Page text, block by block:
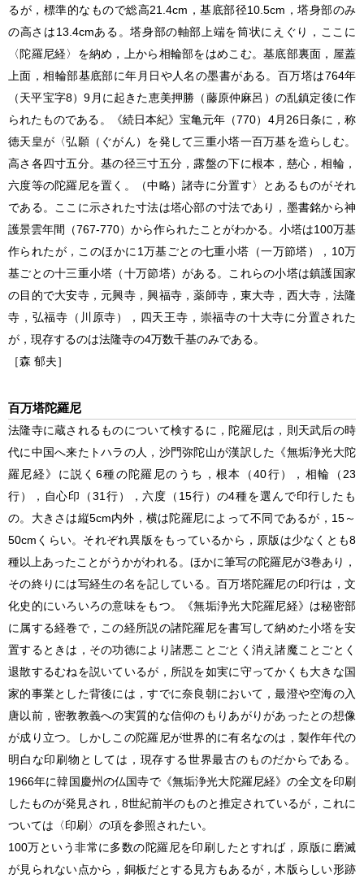
るが，標準的なもので総高21.4cm，基底部径10.5cm，塔身部のみ
の高さは13.4cmある。塔身部の軸部上端を筒状にえぐり，ここに
〈陀羅尼経〉を納め，上から相輪部をはめこむ。基底部裏面，屋蓋
上面，相輪部基底部に年月日や人名の墨書がある。百万塔は764年
（天平宝字8）9月に起きた恵美押勝（藤原仲麻呂）の乱鎮定後に作
られたものである。《続日本紀》宝亀元年（770）4月26日条に，称
徳天皇が〈弘願（ぐがん）を発して三重小塔一百万基を造らしむ。
高さ各四寸五分。基の径三寸五分，露盤の下に根本，慈心，相輪，
六度等の陀羅尼を置く。（中略）諸寺に分置す〉とあるものがそれ
である。ここに示された寸法は塔心部の寸法であり，墨書銘から神
護景雲年間（767-770）から作られたことがわかる。小塔は100万基
作られたが，このほかに1万基ごとの七重小塔（一万節塔），10万
基ごとの十三重小塔（十万節塔）がある。これらの小塔は鎮護国家
の目的で大安寺，元興寺，興福寺，薬師寺，東大寺，西大寺，法隆
寺，弘福寺（川原寺），四天王寺，崇福寺の十大寺に分置された
が，現存するのは法隆寺の4万数千基のみである。
［森 郁夫］
百万塔陀羅尼
法隆寺に蔵されるものについて検するに，陀羅尼は，則天武后の時
代に中国へ来たトハラの人，沙門弥陀山が漢訳した《無垢浄光大陀
羅尼経》に説く6種の陀羅尼のうち，根本（40行），相輪（23
行），自心印（31行），六度（15行）の4種を選んで印行したも
の。大きさは縦5cm内外，横は陀羅尼によって不同であるが，15～
50cmくらい。それぞれ異版をもっているから，原版は少なくとも8
種以上あったことがうかがわれる。ほかに筆写の陀羅尼が3巻あり，
その終りには写経生の名を記している。百万塔陀羅尼の印行は，文
化史的にいろいろの意味をもつ。《無垢浄光大陀羅尼経》は秘密部
に属する経巻で，この経所説の諸陀羅尼を書写して納めた小塔を安
置するときは，その功徳により諸悪ことごとく消え諸魔ことごとく
退散するむねを説いているが，所説を如実に守ってかくも大きな国
家的事業とした背後には，すでに奈良朝において，最澄や空海の入
唐以前，密教教義への実質的な信仰のもりあがりがあったとの想像
が成り立つ。しかしこの陀羅尼が世界的に有名なのは，製作年代の
明白な印刷物としては，現存する世界最古のものだからである。
1966年に韓国慶州の仏国寺で《無垢浄光大陀羅尼経》の全文を印刷
したものが発見され，8世紀前半のものと推定されているが，これに
ついては〈印刷〉の項を参照されたい。
100万という非常に多数の陀羅尼を印刷したとすれば，原版に磨滅
が見られない点から，銅板だとする見方もあるが，木版らしい形跡